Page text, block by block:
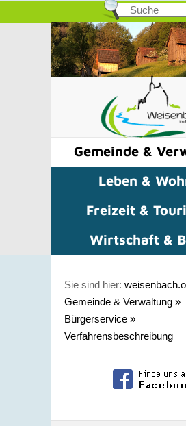
Gemeinde &
Leben &
Freizeit &
Wirtschaft &
Sie sind hier:
Gemeinde & Verwaltung »
Bürgerservice »
Verfahrensbeschreibung